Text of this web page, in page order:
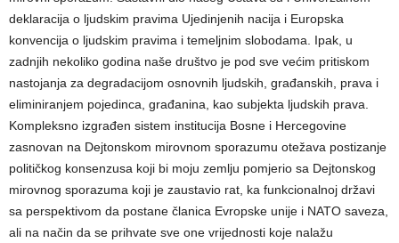
deklaracija o ljudskim pravima Ujedinjenih nacija i Europska
konvencija o ljudskim pravima i temeljnim slobodama. Ipak, u
zadnjih nekoliko godina naše društvo je pod sve većim pritiskom
nastojanja za degradacijom osnovnih ljudskih, građanskih, prava i
eliminiranjem pojedinca, građanina, kao subjekta ljudskih prava.
Kompleksno izgrađen sistem institucija Bosne i Hercegovine
zasnovan na Dejtonskom mirovnom sporazumu otežava postizanje
političkog konsenzusa koji bi moju zemlju pomjerio sa Dejtonskog
mirovnog sporazuma koji je zaustavio rat, ka funkcionalnoj državi
sa perspektivom da postane članica Evropske unije i NATO saveza,
ali na način da se prihvate sve one vrijednosti koje nalažu